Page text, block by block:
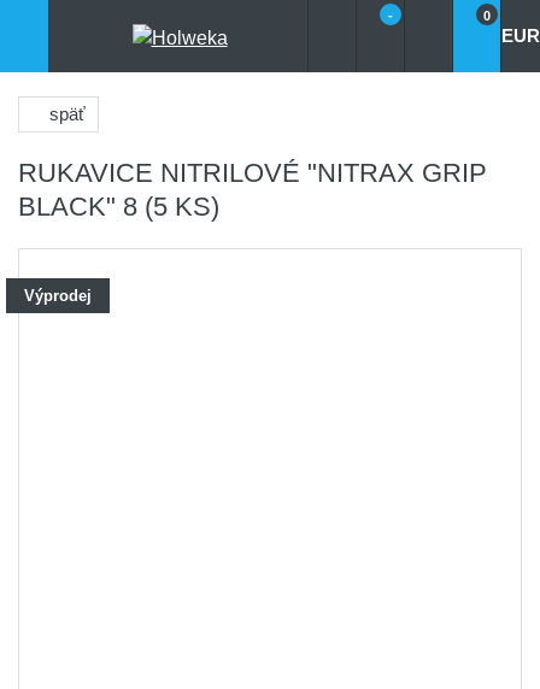
- 0
EUR
späť
RUKAVICE NITRILOVÉ "NITRAX GRIP
BLACK" 8 (5 KS)
Výprodej